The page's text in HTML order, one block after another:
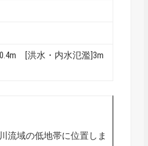
[洪水・内水氾濫]3m
流域の低地帯に位置しま